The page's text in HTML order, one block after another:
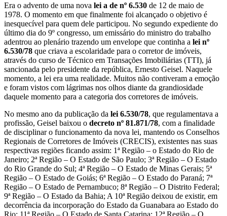
Era o advento de uma nova lei a de nº 6.530 de 12 de maio de
1978. O momento em que finalmente foi alcançado o objetivo é
inesquecível para quem dele participou. No segundo expediente do
último dia do 9º congresso, um emissário do ministro do trabalho
adentrou ao plenário trazendo um envelope que continha a lei nº
6.530/78 que criava a escolaridade para o corretor de imóveis,
através do curso de Técnico em Transações Imobiliárias (TTI), já
sancionada pelo presidente da república, Ernesto Geisel. Naquele
momento, a lei era uma realidade. Muitos não contiveram a emoção
e foram vistos com lágrimas nos olhos diante da grandiosidade
daquele momento para a categoria dos corretores de imóveis.
No mesmo ano da publicação da lei 6.530/78, que regulamentava a
profissão, Geisel baixou o decreto nº 81.871/78, com a finalidade
de disciplinar o funcionamento da nova lei, mantendo os Conselhos
Regionais de Corretores de Imóveis (CRECIS), existentes nas suas
respectivas regiões ficando assim: 1ª Região – o Estado do Rio de
Janeiro; 2ª Região – O Estado de São Paulo; 3ª Região – O Estado
do Rio Grande do Sul; 4ª Região – O Estado de Minas Gerais; 5ª
Região – O Estado de Goiás; 6ª Região – O Estado do Paraná; 7ª
Região – O Estado de Pernambuco; 8ª Região – O Distrito Federal;
9ª Região – O Estado da Bahia; A 10ª Região deixou de existir, em
decorrência da incorporação do Estado da Guanabara ao Estado do
Rio; 11ª Região – O Estado de Santa Catarina; 12ª Região – O